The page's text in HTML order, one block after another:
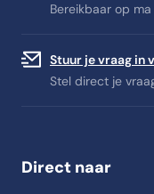
Bereikbaar op
Stuur je vraag in
Stel direct je
Direct naar